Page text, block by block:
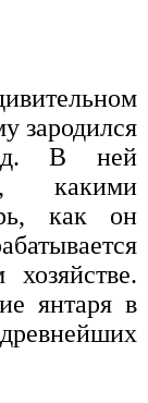
зародился
В ней
какими
как он
янтаря в